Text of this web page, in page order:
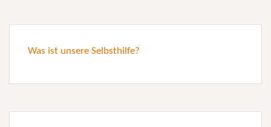
Was ist unsere Selbsthilfe?